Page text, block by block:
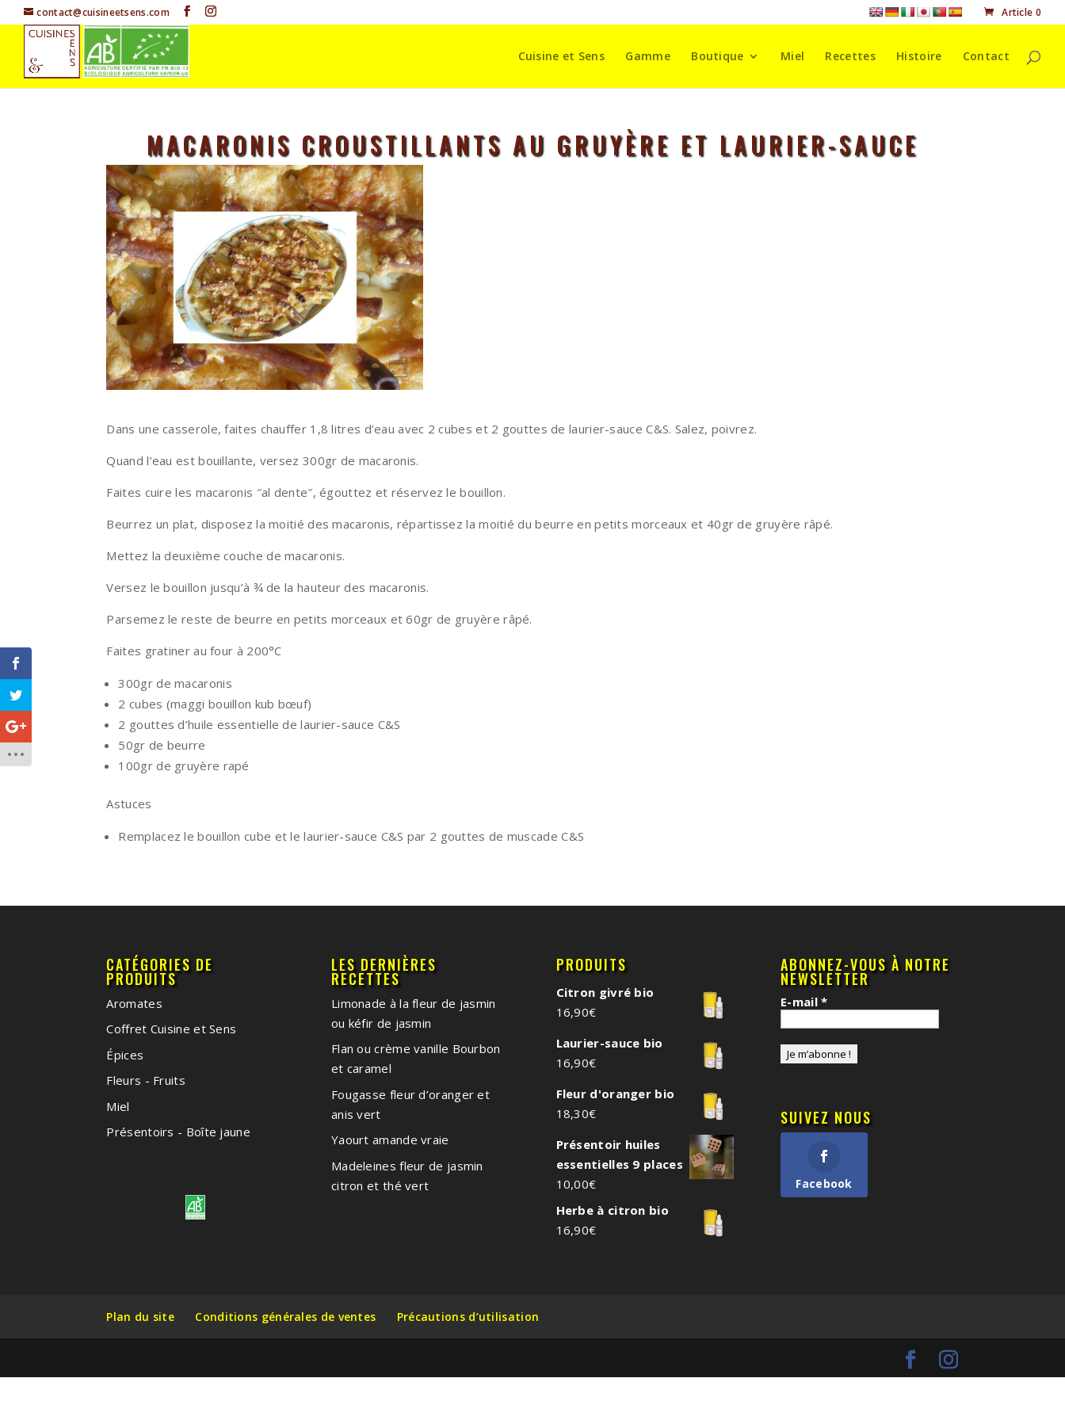
contact@cuisineetsens.com Article 0
Cuisine et Sens Gamme Boutique Miel Recettes Histoire Contact
MACARONIS CROUSTILLANTS AU GRUYÈRE ET LAURIER-SAUCE
Dans une casserole, faites chauffer 1,8 litres d’eau avec 2 cubes et 2 gouttes de laurier-sauce C&S. Salez, poivrez.
Quand l’eau est bouillante, versez 300gr de macaronis.
Faites cuire les macaronis ″al dente″, égouttez et réservez le bouillon.
Beurrez un plat, disposez la moitié des macaronis, répartissez la moitié du beurre en petits morceaux et 40gr de gruyère râpé.
Mettez la deuxième couche de macaronis.
Versez le bouillon jusqu’à ¾ de la hauteur des macaronis.
Parsemez le reste de beurre en petits morceaux et 60gr de gruyère râpé.
Faites gratiner au four à 200°C
300gr de macaronis
2 cubes (maggi bouillon kub bœuf)
2 gouttes d’huile essentielle de laurier-sauce C&S
50gr de beurre
100gr de gruyère rapé
Astuces
Remplacez le bouillon cube et le laurier-sauce C&S par 2 gouttes de muscade C&S
CATÉGORIES DE
PRODUITS
Aromates
Coffret Cuisine et Sens
Épices
Fleurs - Fruits
Miel
Présentoirs - Boîte jaune
LES DERNIÈRES
RECETTES
Limonade à la fleur de jasmin
ou kéfir de jasmin
Flan ou crème vanille Bourbon
et caramel
Fougasse fleur d’oranger et
anis vert
Yaourt amande vraie
Madeleines fleur de jasmin
citron et thé vert
PRODUITS
Citron givré bio
16,90€
Laurier-sauce bio
16,90€
Fleur d'oranger bio
18,30€
Présentoir huiles
essentielles 9 places
10,00€
Herbe à citron bio
16,90€
ABONNEZ-VOUS À NOTRE
NEWSLETTER
E-mail*
SUIVEZ NOUS
Facebook
Plan du site Conditions générales de ventes Précautions d’utilisation